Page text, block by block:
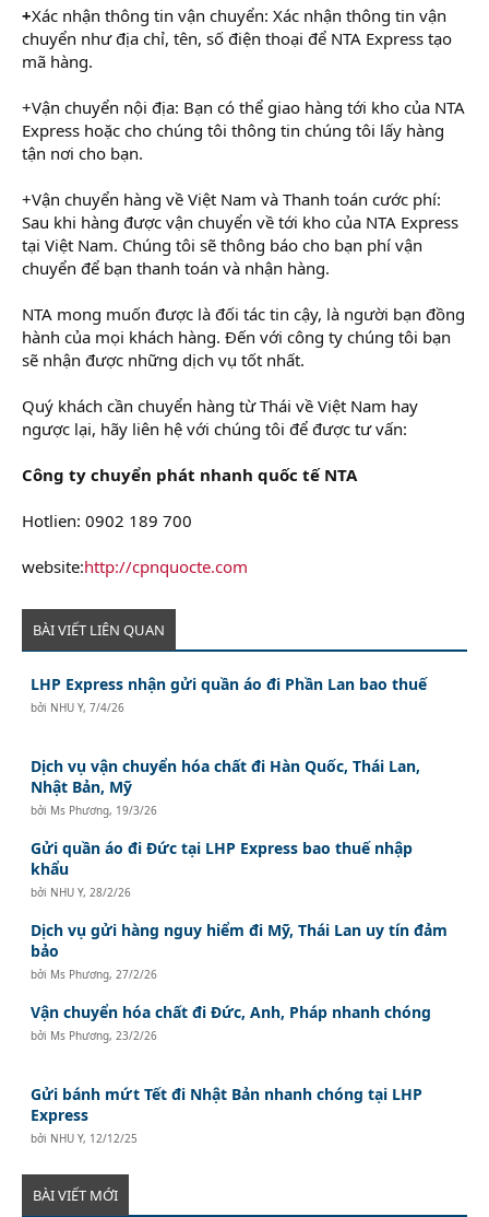
+Xác nhận thông tin vận chuyển: Xác nhận thông tin vận
chuyển như địa chỉ, tên, số điện thoại để NTA Express tạo
mã hàng.
+Vận chuyển nội địa: Bạn có thể giao hàng tới kho của NTA
Express hoặc cho chúng tôi thông tin chúng tôi lấy hàng
tận nơi cho bạn.
+Vận chuyển hàng về Việt Nam và Thanh toán cước phí:
Sau khi hàng được vận chuyển về tới kho của NTA Express
tại Việt Nam. Chúng tôi sẽ thông báo cho bạn phí vận
chuyển để bạn thanh toán và nhận hàng.
NTA mong muốn được là đối tác tin cậy, là người bạn đồng
hành của mọi khách hàng. Đến với công ty chúng tôi bạn
sẽ nhận được những dịch vụ tốt nhất.
Quý khách cần chuyển hàng từ Thái về Việt Nam hay
ngược lại, hãy liên hệ với chúng tôi để được tư vấn:
Công ty chuyển phát nhanh quốc tế NTA
Hotlien: 0902 189 700
website:http://cpnquocte.com
BÀI VIẾT LIÊN QUAN
LHP Express nhận gửi quần áo đi Phần Lan bao thuế
bởi NHU Y,7/4/26
Dịch vụ vận chuyển hóa chất đi Hàn Quốc, Thái Lan,
Nhật Bản, Mỹ
bởi Ms Phương, 19/3/26
Gửi quần áo đi Đức tại LHP Express bao thuế nhập
khẩu
bởi NHU Y, 28/2/26
Dịch vụ gửi hàng nguy hiểm đi Mỹ, Thái Lan uy tín đảm
bảo
bởi Ms Phương, 27/2/26
Vận chuyển hóa chất đi Đức, Anh, Pháp nhanh chóng
bởi Ms Phương, 23/2/26
Gửi bánh mứt Tết đi Nhật Bản nhanh chóng tại LHP
Express
bởi NHU Y, 12/12/25
BÀI VIẾT MỚI